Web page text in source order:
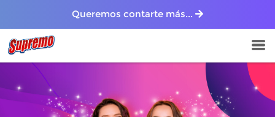
Queremos contarte más...